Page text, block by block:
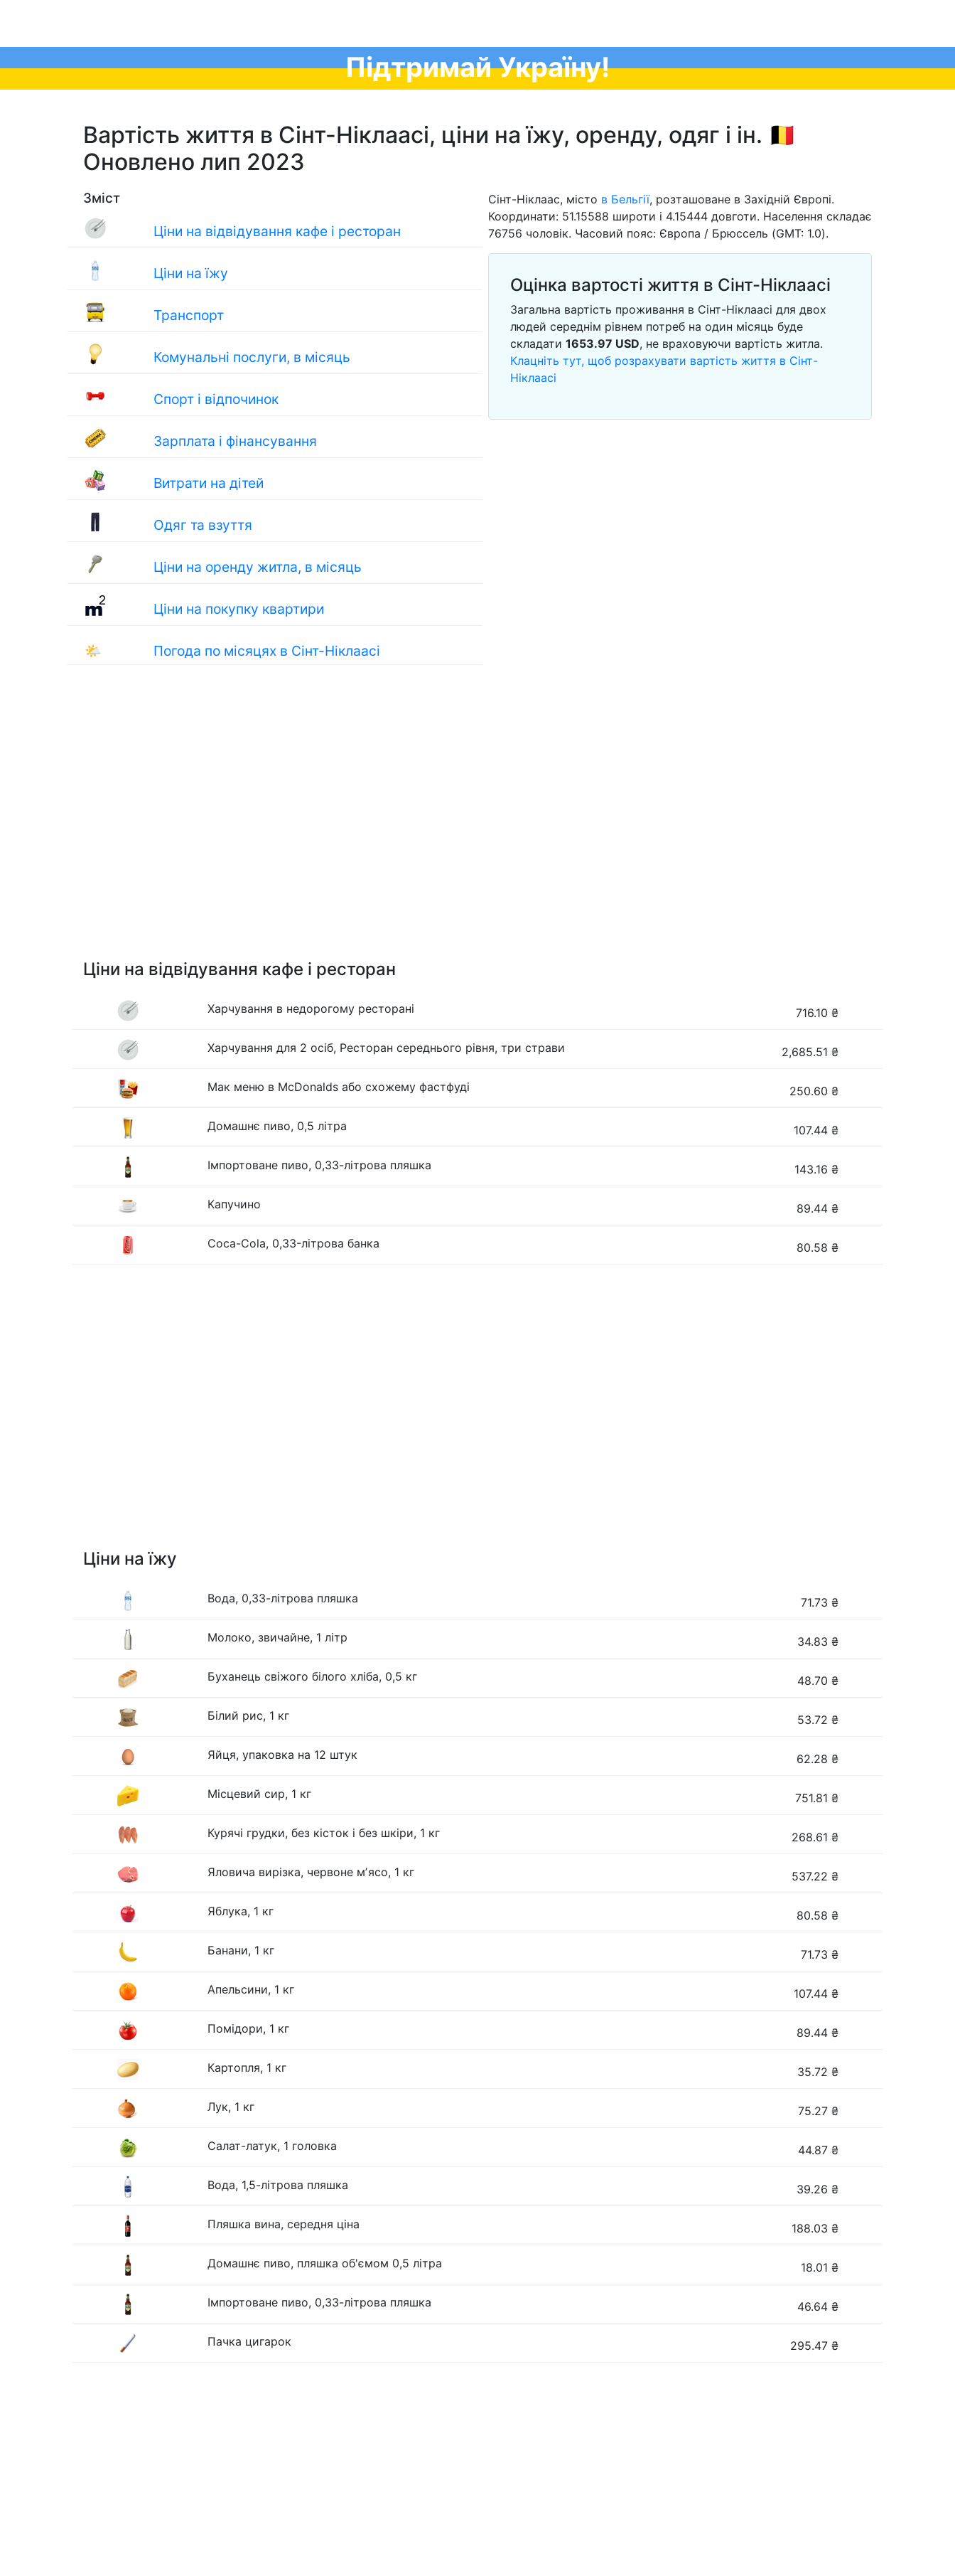
Підтримай Україну!
Вартість життя в Сінт-Ніклаасі, ціни на їжу, оренду, одяг і ін. 🇧🇪
Оновлено лип 2023
Зміст
Ціни на відвідування кафе і ресторан
Ціни на їжу
Транспорт
Комунальні послуги, в місяць
Спорт і відпочинок
Зарплата і фінансування
Витрати на дітей
Одяг та взуття
Ціни на оренду житла, в місяць
Ціни на покупку квартири
🌤 Погода по місяцях в Сінт-Ніклаасі
Сінт-Ніклаас, місто в Бельгії, розташоване в Західній Європі.
Координати: 51.15588 широти і 4.15444 довготи. Населення складає
76756 чоловік. Часовий пояс: Європа / Брюссель (GMT: 1.0).
Оцінка вартості життя в Сінт-Ніклаасі
Загальна вартість проживання в Сінт-Ніклаасі для двох
людей середнім рівнем потреб на один місяць буде
складати 1653.97 USD, не враховуючи вартість житла.
Клацніть тут, щоб розрахувати вартість життя в Сінт-
Ніклаасі
Ціни на відвідування кафе і ресторан
Харчування в недорогому ресторані 716.10 ₴
Харчування для 2 осіб, Ресторан середнього рівня, три страви 2,685.51 ₴
Мак меню в McDonalds або схожему фастфуді 250.60 ₴
Домашнє пиво, 0,5 літра 107.44 ₴
Імпортоване пиво, 0,33-літрова пляшка 143.16 ₴
Капучино 89.44 ₴
Coca-Cola, 0,33-літрова банка 80.58 ₴
Ціни на їжу
Вода, 0,33-літрова пляшка 71.73 ₴
Молоко, звичайне, 1 літр 34.83 ₴
Буханець свіжого білого хліба, 0,5 кг 48.70 ₴
Білий рис, 1 кг 53.72 ₴
Яйця, упаковка на 12 штук 62.28 ₴
Місцевий сир, 1 кг 751.81 ₴
Курячі грудки, без кісток і без шкіри, 1 кг 268.61 ₴
Яловича вирізка, червоне мʼясо, 1 кг 537.22 ₴
Яблука, 1 кг 80.58 ₴
Банани, 1 кг 71.73 ₴
Апельсини, 1 кг 107.44 ₴
Помідори, 1 кг 89.44 ₴
Картопля, 1 кг 35.72 ₴
Лук, 1 кг 75.27 ₴
Салат-латук, 1 головка 44.87 ₴
Вода, 1,5-літрова пляшка 39.26 ₴
Пляшка вина, середня ціна 188.03 ₴
Домашнє пиво, пляшка об'ємом 0,5 літра 18.01 ₴
Імпортоване пиво, 0,33-літрова пляшка 46.64 ₴
Пачка цигарок 295.47 ₴